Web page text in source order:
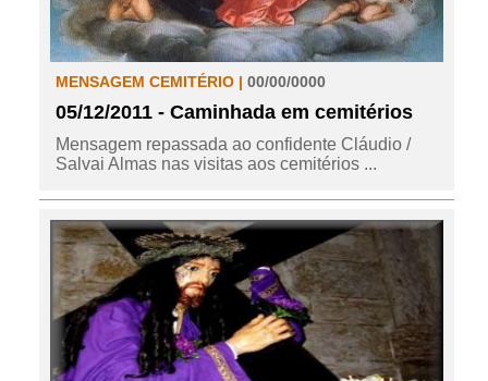
MENSAGEM CEMITÉRIO | 00/00/0000
05/12/2011 - Caminhada em cemitérios
Mensagem repassada ao confidente Cláudio /
Salvai Almas nas visitas aos cemitérios ...